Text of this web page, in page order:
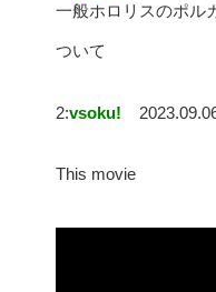
一般ホロリスのポル
ついて
2:vsoku!
This movie